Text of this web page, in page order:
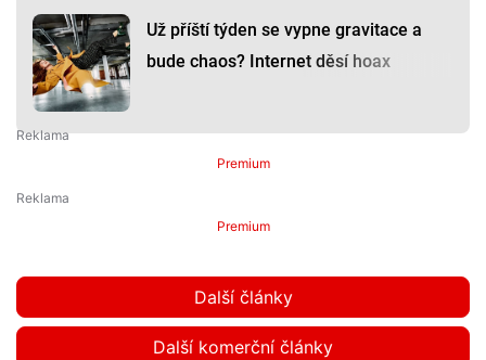
Už příští týden se vypne gravitace a
bude chaos? Internet děsí hoax
Premium
Premium
Další články
Další komerční články